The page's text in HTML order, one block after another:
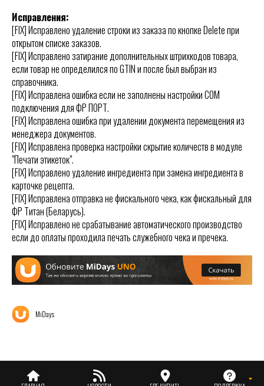
Исправления:
[FIX] Исправлено удаление строки из заказа по кнопке Delete при
открытом списке заказов.
[FIX] Исправлено затирание дополнительных штрихкодов товара,
если товар не определился по GTIN и после был выбран из
справочника.
[FIX] Исправлена ошибка если не заполнены настройки COM
подключения для ФР ПОРТ.
[FIX] Исправлена ошибка при удалении документа перемещения из
менеджера документов.
[FIX] Исправлена проверка настройки скрытие количеств в модуле
"Печати этикеток".
[FIX] Исправлено удаление ингредиента при замена ингредиента в
карточке рецепта.
[FIX] Исправлена отправка не фискального чека, как фискальный для
ФР Титан (Беларусь).
[FIX] Исправлено не срабатывание автоматического производство
если до оплаты проходила печать служебного чека и пречека.
MiDays